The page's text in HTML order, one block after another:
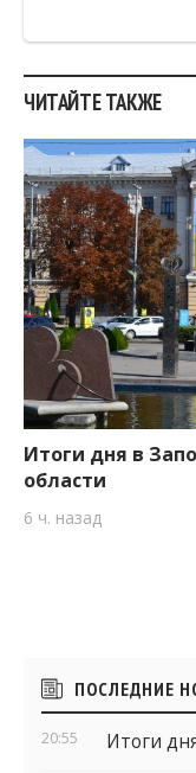
ЧИТАЙТЕ ТАКЖЕ
Итоги дня в
области
6 ч. назад
Боковые
виджеты
ПОСЛЕДНИЕ
20:55 Итоги